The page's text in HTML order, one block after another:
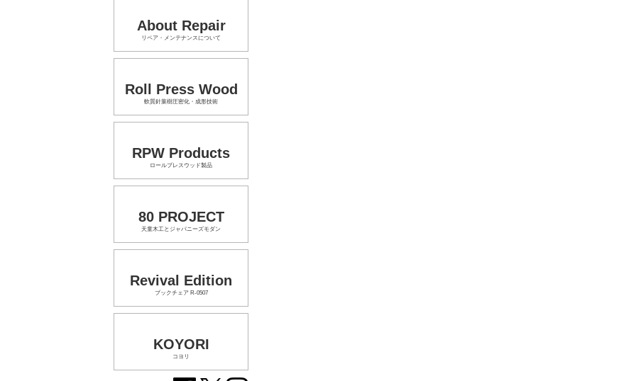
About Repair
リペア・メンテナンスについて
Roll Press Wood
軟質針葉樹圧密化・成形技術
RPW Products
ロールプレスウッド製品
80 PROJECT
天童木工とジャパニーズモダン
Revival Edition
ブックチェア R-0507
KOYORI
コヨリ